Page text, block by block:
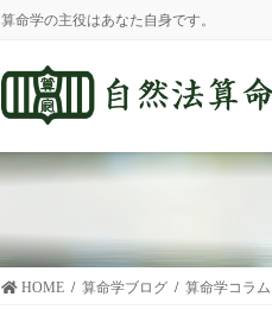
算命学の主役はあなた自身です。
HOME 算命学ブログ 算命学コラム